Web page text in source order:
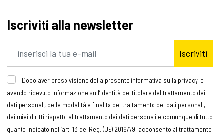
Iscriviti alla newsletter
Iscriviti
Dopo aver preso visione della presente informativa sulla privacy, e
avendo ricevuto informazione sull’identità del titolare del trattamento dei
dati personali, delle modalità e finalità del trattamento dei dati personali,
dei miei diritti rispetto al trattamento dei dati personali e comunque di tutto
quanto indicato nell’art. 13 del Reg. (UE) 2016/79, acconsento al trattamento